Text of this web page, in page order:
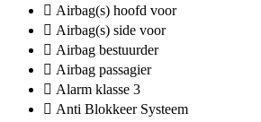
Airbag(s) hoofd voor
Airbag(s) side voor
Airbag bestuurder
Airbag passagier
Alarm klasse 3
Anti Blokkeer Systeem